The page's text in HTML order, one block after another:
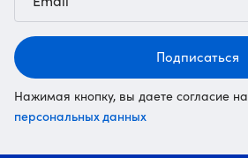
Подписаться
Нажимая кнопку, вы даете согласие на
персональных данных